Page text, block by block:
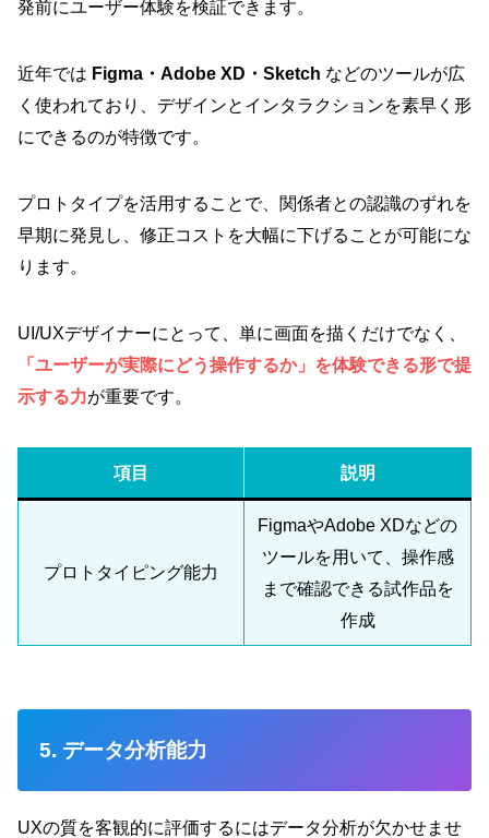
発前にユーザー体験を検証できます。
近年では Figma・Adobe XD・Sketch などのツールが広
く使われており、デザインとインタラクションを素早く形
にできるのが特徴です。
プロトタイプを活用することで、関係者との認識のずれを
早期に発見し、修正コストを大幅に下げることが可能にな
ります。
UI/UXデザイナーにとって、単に画面を描くだけでなく、
「ユーザーが実際にどう操作するか」を体験できる形で提
示する力が重要です。
項目 説明
プロトタイピング能力
FigmaやAdobe XDなどの
ツールを用いて、操作感
まで確認できる試作品を
作成
5. データ分析能力
UXの質を客観的に評価するにはデータ分析が欠かせませ